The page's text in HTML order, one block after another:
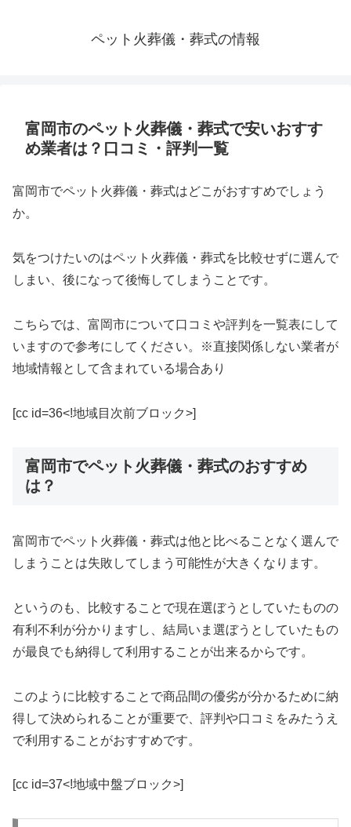
ペット火葬儀・葬式の情報
富岡市のペット火葬儀・葬式で安いおすす
め業者は？口コミ・評判一覧
富岡市でペット火葬儀・葬式はどこがおすすめでしょう
か。
気をつけたいのはペット火葬儀・葬式を比較せずに選んで
しまい、後になって後悔してしまうことです。
こちらでは、富岡市について口コミや評判を一覧表にして
いますので参考にしてください。※直接関係しない業者が
地域情報として含まれている場合あり
[cc id=36<!地域目次前ブロック>]
富岡市でペット火葬儀・葬式のおすすめ
は？
富岡市でペット火葬儀・葬式は他と比べることなく選んで
しまうことは失敗してしまう可能性が大きくなります。
というのも、比較することで現在選ぼうとしていたものの
有利不利が分かりますし、結局いま選ぼうとしていたもの
が最良でも納得して利用することが出来るからです。
このように比較することで商品間の優劣が分かるために納
得して決められることが重要で、評判や口コミをみたうえ
で利用することがおすすめです。
[cc id=37<!地域中盤ブロック>]